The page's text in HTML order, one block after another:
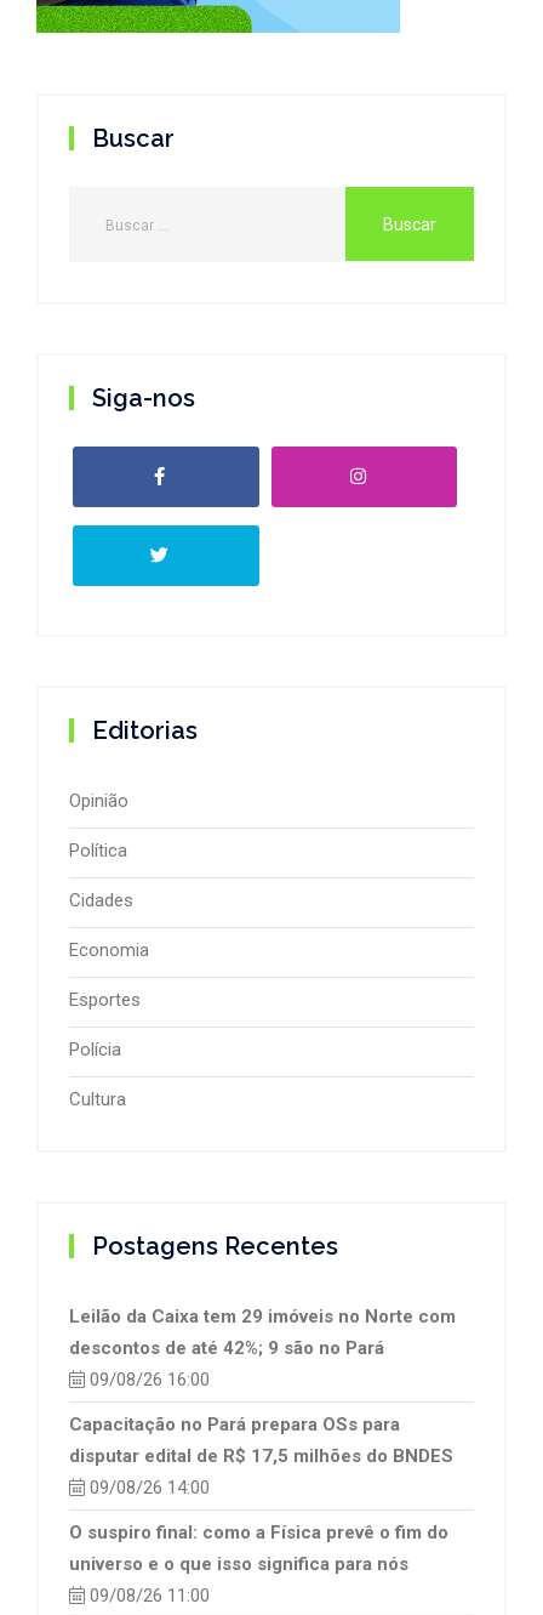
Buscar
Siga-nos
Editorias
Opinião
Política
Cidades
Economia
Esportes
Polícia
Cultura
Postagens Recentes
Leilão da Caixa tem 29 imóveis no Norte com
descontos de até 42%; 9 são no Pará
09/08/26 16:00
Capacitação no Pará prepara OSs para
disputar edital de R$ 17,5 milhões do BNDES
09/08/26 14:00
O suspiro final: como a Física prevê o fim do
universo e o que isso significa para nós
09/08/26 11:00